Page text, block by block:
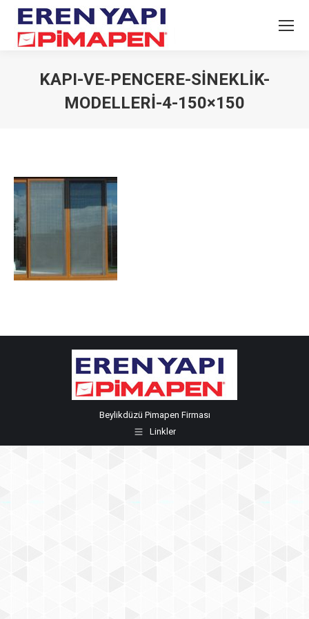
KAPI-VE-PENCERE-SINEKLIK-
MODELLERI-4-150×150
Beylikdüzü Pimapen Firması
Linkler